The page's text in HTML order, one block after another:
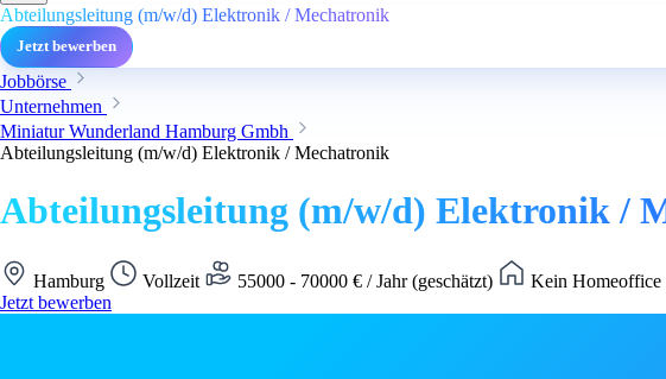
Abteilungsleitung (m/w/d) Elektronik / Mechatronik
Jetzt bewerben
Jobbörse
Unternehmen
Miniatur Wunderland Hamburg Gmbh
Abteilungsleitung (m/w/d) Elektronik / Mechatronik
Abteilungsleitung (m/w/d) Elektronik /
Hamburg Vollzeit 55000 - 70000 € / Jahr (geschätzt)
Kein Homeoffice
Jetzt bewerben